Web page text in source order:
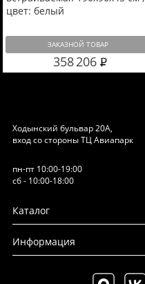
цвет: белый
ЗАКАЗНОЙ ТОВАР
358 206
Ходынский бульвар 20А,
вход со стороны ТЦ Авиапарк
пн-пт 10:00-19:00
сб - 10:00-18:00
Каталог
Информация